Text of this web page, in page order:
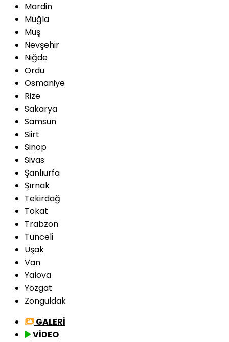
Mardin
Muğla
Muş
Nevşehir
Niğde
Ordu
Osmaniye
Rize
Sakarya
Samsun
Siirt
Sinop
Sivas
Şanlıurfa
Şırnak
Tekirdağ
Tokat
Trabzon
Tunceli
Uşak
Van
Yalova
Yozgat
Zonguldak
GALERİ
VİDEO